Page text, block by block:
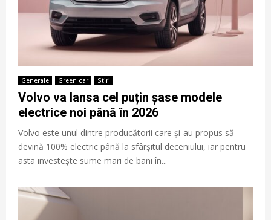
Generale Green car Stiri
Volvo va lansa cel puțin șase modele
electrice noi până în 2026
Volvo este unul dintre producătorii care și-au propus să
devină 100% electric până la sfârșitul deceniului, iar pentru
asta investește sume mari de bani în...